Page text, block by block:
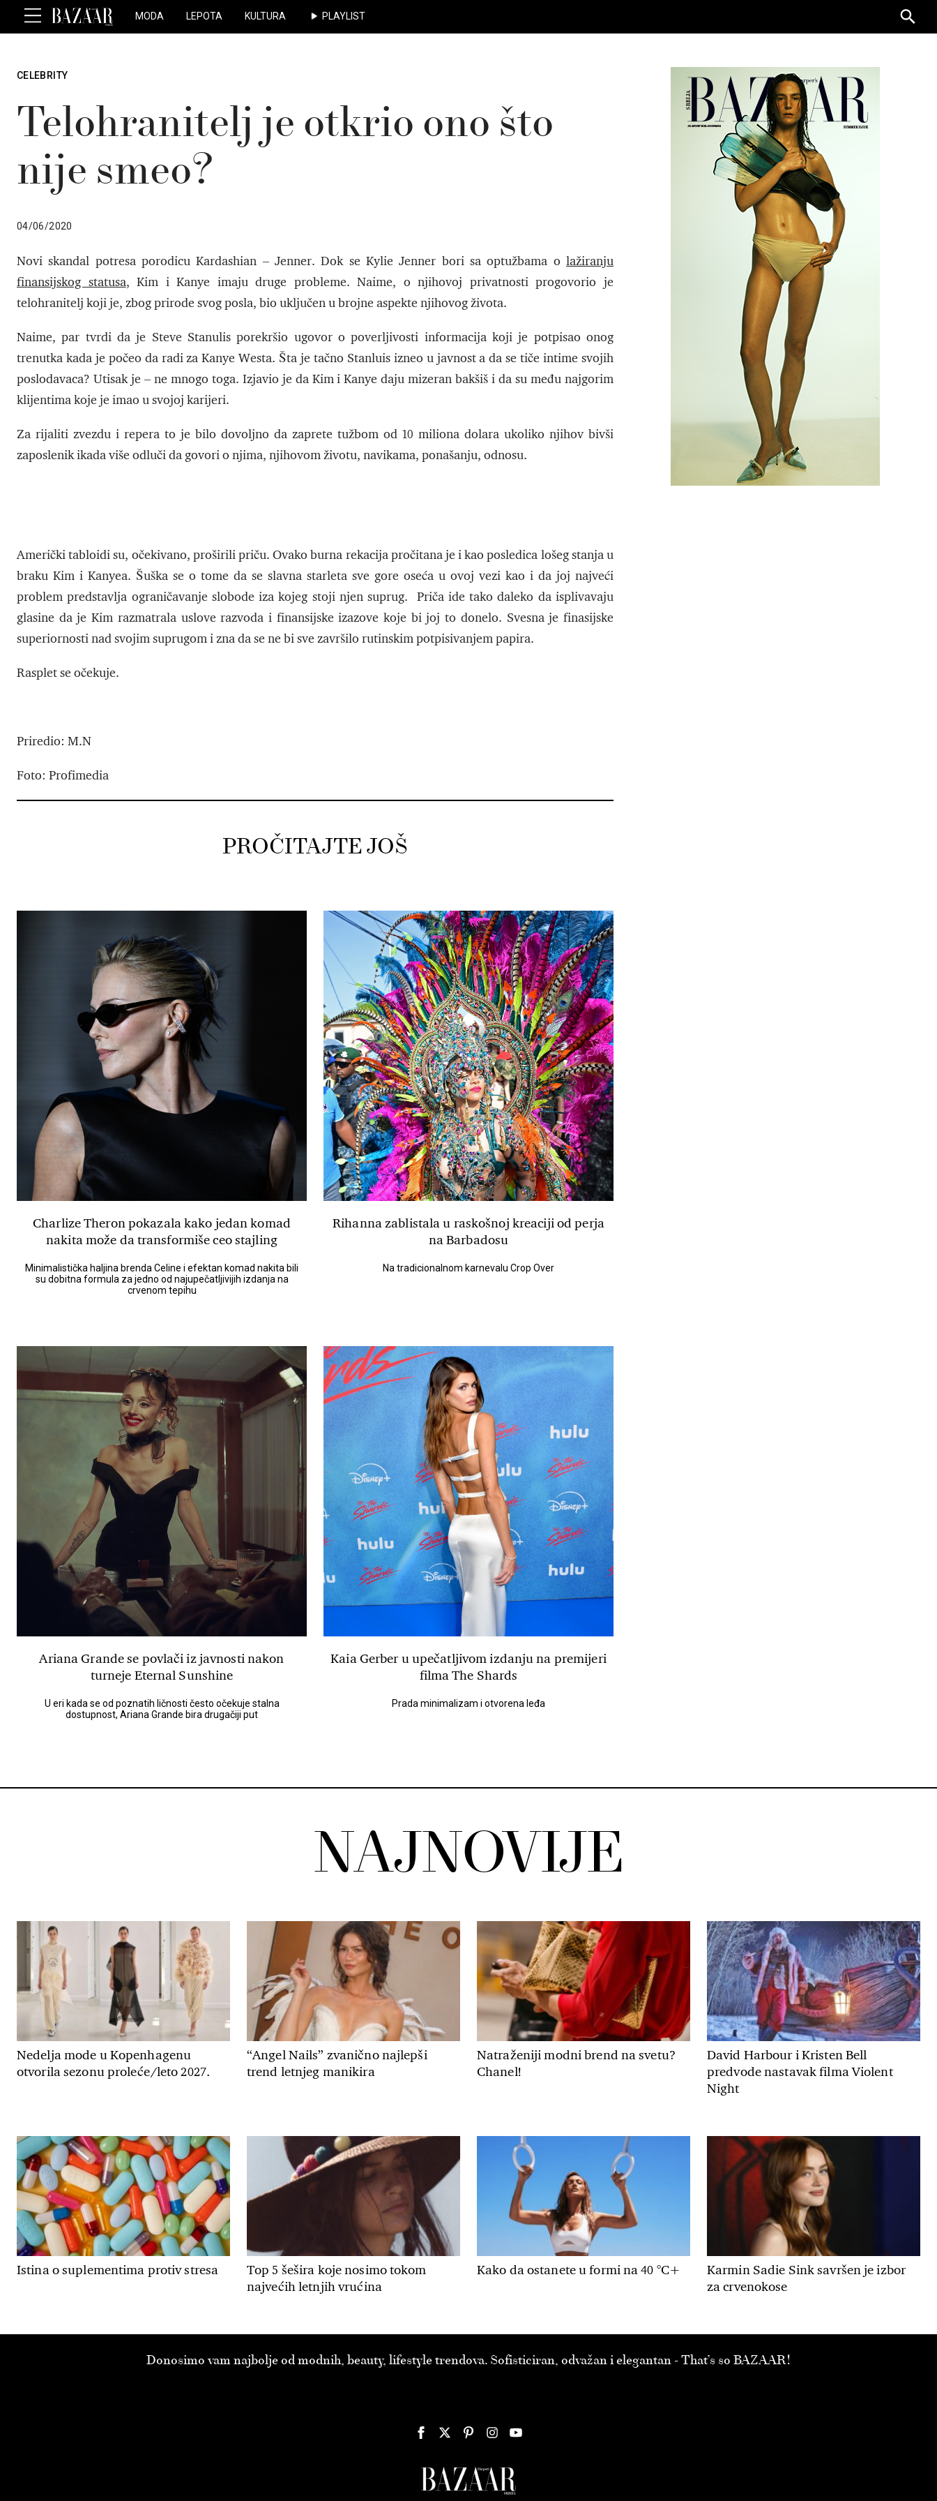
MODA LEPOTA KULTURA PLAYLIST
for:
CELEBRITY
Telohranitelj je otkrio ono što
nije smeo?
04/06/2020
Novi skandal potresa porodicu Kardashian – Jenner. Dok se Kylie Jenner bori sa optužbama o lažiranju
finansijskog statusa, Kim i Kanye imaju druge probleme. Naime, o njihovoj privatnosti progovorio je
telohranitelj koji je, zbog prirode svog posla, bio uključen u brojne aspekte njihovog života.
Naime, par tvrdi da je Steve Stanulis porekršio ugovor o poverljivosti informacija koji je potpisao onog
trenutka kada je počeo da radi za Kanye Westa. Šta je tačno Stanluis izneo u javnost a da se tiče intime svojih
poslodavaca? Utisak je – ne mnogo toga. Izjavio je da Kim i Kanye daju mizeran bakšiš i da su među najgorim
klijentima koje je imao u svojoj karijeri.
Za rijaliti zvezdu i repera to je bilo dovoljno da zaprete tužbom od 10 miliona dolara ukoliko njihov bivši
zaposlenik ikada više odluči da govori o njima, njihovom životu, navikama, ponašanju, odnosu.
Američki tabloidi su, očekivano, proširili priču. Ovako burna rekacija pročitana je i kao posledica lošeg stanja u
braku Kim i Kanyea. Šuška se o tome da se slavna starleta sve gore oseća u ovoj vezi kao i da joj najveći
problem predstavlja ograničavanje slobode iza kojeg stoji njen suprug. Priča ide tako daleko da isplivavaju
glasine da je Kim razmatrala uslove razvoda i finansijske izazove koje bi joj to donelo. Svesna je finasijske
superiornosti nad svojim suprugom i zna da se ne bi sve završilo rutinskim potpisivanjem papira.
Rasplet se očekuje.
Priredio: M.N
Foto: Profimedia
PROČITAJTE JOŠ
Charlize Theron pokazala kako jedan komad
nakita može da transformiše ceo stajling
Minimalistička haljina brenda Celine i efektan komad nakita bili
su dobitna formula za jedno od najupečatljivijih izdanja na
crvenom tepihu
Rihanna zablistala u raskošnoj kreaciji od perja
na Barbadosu
Na tradicionalnom karnevalu Crop Over
Ariana Grande se povlači iz javnosti nakon
turneje Eternal Sunshine
U eri kada se od poznatih ličnosti često očekuje stalna
dostupnost, Ariana Grande bira drugačiji put
Kaia Gerber u upečatljivom izdanju na premijeri
filma The Shards
Prada minimalizam i otvorena leđa
NAJNOVIJE
Nedelja mode u Kopenhagenu
otvorila sezonu proleće/leto 2027.
“Angel Nails” zvanično najlepši
trend letnjeg manikira
Natraženiji modni brend na svetu?
Chanel!
David Harbour i Kristen Bell
predvode nastavak filma Violent
Night
Istina o suplementima protiv stresa
Top 5 šešira koje nosimo tokom
najvećih letnjih vrućina
Kako da ostanete u formi na 40 °C+
Karmin Sadie Sink savršen je izbor
za crvenokose
Donosimo vam najbolje od modnih, beauty, lifestyle trendova. Sofisticiran, odvažan i elegantan - That’s so BAZAAR!